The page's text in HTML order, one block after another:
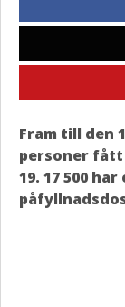
Fram till den
personer fått
19. 17 500